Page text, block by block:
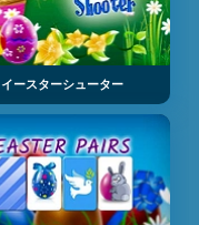
イースターシューター